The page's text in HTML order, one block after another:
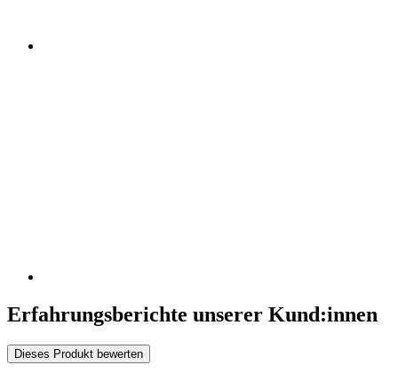
Erfahrungsberichte unserer Kund:innen
Dieses Produkt bewerten